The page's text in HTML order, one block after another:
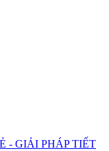
- GIẢI PHÁP TIẾT